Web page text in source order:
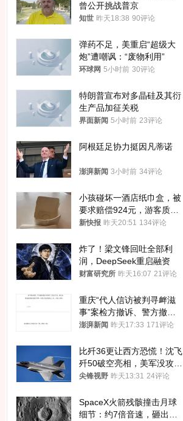
曾公开挑战普京
知世 昨天18:38 90评论
弹药不足，美重启“超级大
炮”遭嘲讽：“废物利用”
环球网 5小时前 30评论
特朗普宣布对多晶硅及其衍
生产品加征关税
界面新闻 5小时前 23评论
阿根廷足协力挺因凡蒂诺
澎湃新闻 3小时前 34评论
小孩碰坏一酒店纸巾盒，被
要求赔偿924元，游客质疑
酒店房客物品超高标价，市
新快报 昨天20:51 134评论
炸了！梁文锋回吐全部利
润，DeepSeek重启融资
财富研究所 昨天16:07 21评论
重庆“代人信访被判寻衅滋
事”案检方撤诉、警方撤
案，两被告人获国赔
澎湃新闻 昨天17:33 171评论
比歼36更让西方恐慌！沈飞
歼50破空亮相，美军没攻克
的技术被拿下
尖锋视野 昨天13:31 24评论
SpaceX火箭残骸撞击月球
细节：约7倍音速，砸出直